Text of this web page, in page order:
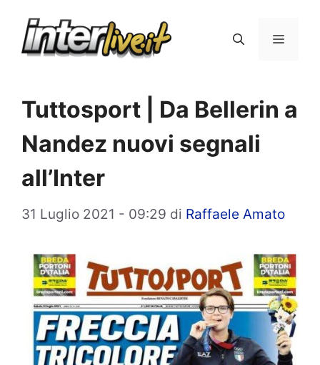
Menu
Tuttosport | Da Bellerin a
Nandez nuovi segnali
all’Inter
31 Luglio 2021 - 09:29 di Raffaele Amato